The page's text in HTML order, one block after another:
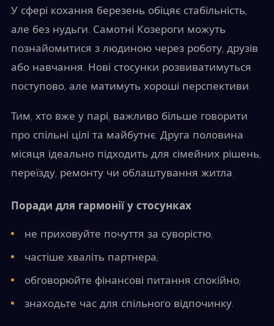
У сфері кохання березень обіцяє стабільність,
але без нудьги. Самотні Козероги можуть
познайомитися з людиною через роботу, друзів
або навчання. Нові стосунки розвиватимуться
поступово, але матимуть хороші перспективи.
Тим, хто вже у парі, важливо більше говорити
про спільні цілі та майбутнє. Друга половина
місяця ідеально підходить для сімейних рішень,
переїзду, ремонту чи облаштування житла.
Поради для гармонії у стосунках
не приховуйте почуття за суворістю;
частіше хваліть партнера;
обговорюйте фінансові питання спокійно;
знаходьте час для спільного відпочинку.